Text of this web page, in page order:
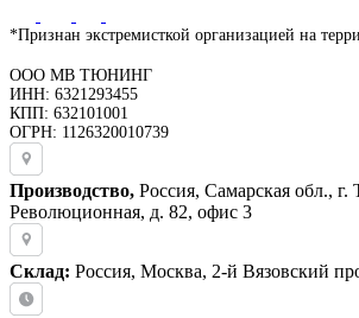
*Признан экстремисткой организацией на
ООО МВ ТЮНИНГ
ИНН: 6321293455
КПП: 632101001
ОГРН: 1126320010739
Производство, Россия, Самарская обл., г.
Революционная, д. 82, офис 3
Склад: Россия, Москва, 2-й Вязовский